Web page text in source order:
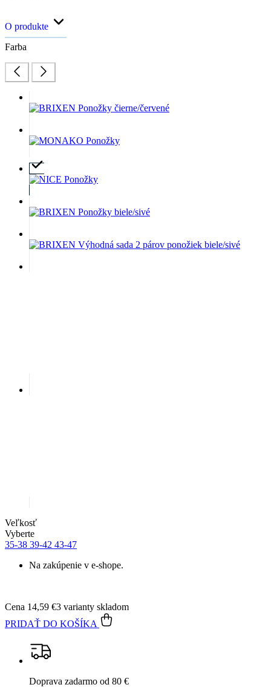
O produkte
Farba
Veľkosť
Vyberte
35-38 39-42 43-47
Na zakúpenie v e-shope.
3 varianty skladom
Cena 14,59 €
PRIDAŤ DO KOŠÍKA
Doprava zadarmo od 80 €